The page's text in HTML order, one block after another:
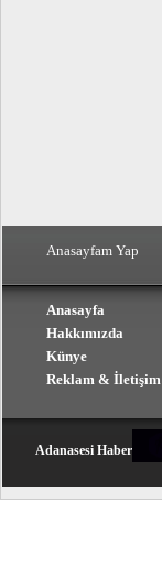
Anasayfam Yap
Anasayfa
Hakkımızda
Künye
Reklam & İletişim
Adanasesi Haber